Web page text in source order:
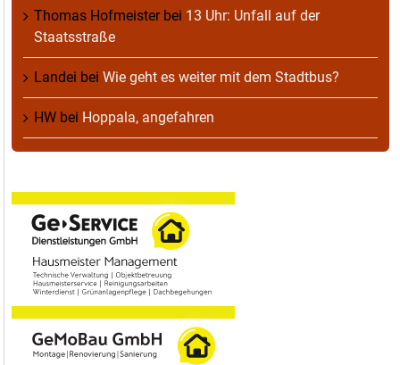
Thomas Hofmeisterbei 13 Uhr: Unfall auf der
Staatsstraße
Landei bei Wie geht es weiter mit dem Stadtbus?
HW bei Hoppala, angefahren